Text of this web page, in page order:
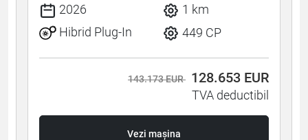
2026
1 km
Hibrid Plug-In
449 CP
143.173 EUR 128.653 EUR
TVA deductibil
Vezi mașina